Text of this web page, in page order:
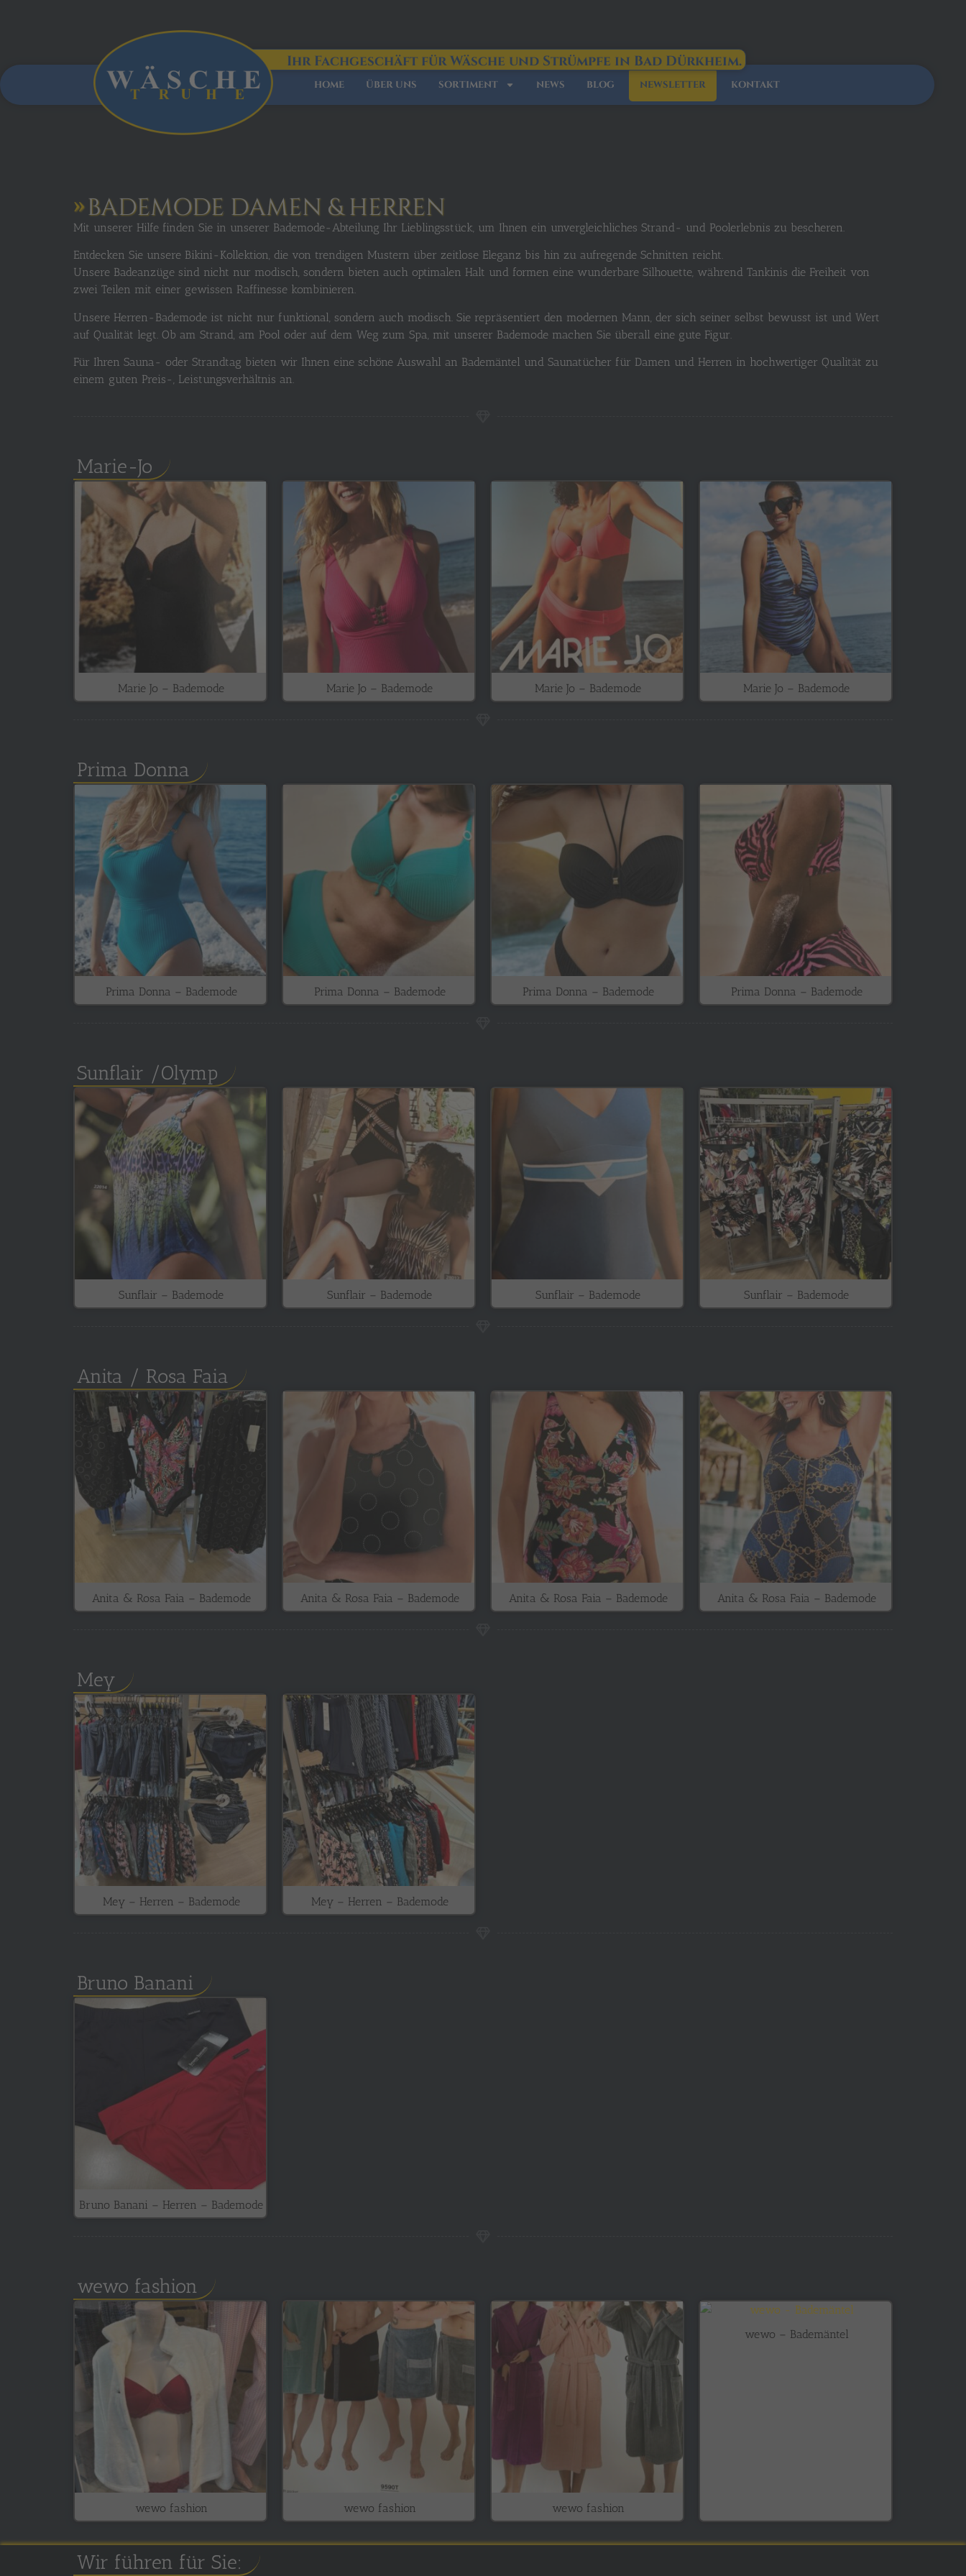
HOME ÜBER UNS SORTIMENT NEWS BLOG NEWSLETTER KONTAKT
Ihr Fachgeschäft für Wäsche und Strümpfe in Bad Dürkheim.
BADEMODE DAMEN & HERREN
Mit unserer Hilfe finden Sie in unserer Bademode-Abteilung Ihr Lieblingsstück, um Ihnen ein unvergleichliches Strand- und Poolerlebnis zu bescheren.
Entdecken Sie unsere Bikini-Kollektion, die von trendigen Mustern über zeitlose Eleganz bis hin zu aufregende Schnitten reicht.
Unsere Badeanzüge sind nicht nur modisch, sondern bieten auch optimalen Halt und formen eine wunderbare Silhouette, während Tankinis die Freiheit von
zwei Teilen mit einer gewissen Raffinesse kombinieren.
Unsere Herren-Bademode ist nicht nur funktional, sondern auch modisch. Sie repräsentiert den modernen Mann, der sich seiner selbst bewusst ist und Wert
auf Qualität legt. Ob am Strand, am Pool oder auf dem Weg zum Spa, mit unserer Bademode machen Sie überall eine gute Figur.
Für Ihren Sauna- oder Strandtag bieten wir Ihnen eine schöne Auswahl an Bademäntel und Saunatücher für Damen und Herren in hochwertiger Qualität zu
einem guten Preis-, Leistungsverhältnis an.
Marie-Jo
Marie Jo – Bademode Marie Jo – Bademode Marie Jo – Bademode Marie Jo – Bademode
Prima Donna
Prima Donna – Bademode Prima Donna – Bademode Prima Donna – Bademode Prima Donna – Bademode
Sunflair /Olymp
Sunflair – Bademode Sunflair – Bademode Sunflair – Bademode Sunflair – Bademode
Anita / Rosa Faia
Anita & Rosa Faia – Bademode Anita & Rosa Faia – Bademode Anita & Rosa Faia – Bademode Anita & Rosa Faia – Bademode
Mey
Mey – Herren – Bademode Mey – Herren – Bademode
Bruno Banani
Bruno Banani – Herren – Bademode
wewo fashion
wewo fashion wewo fashion wewo fashion
wewo – Bademäntel
Wir führen für Sie: